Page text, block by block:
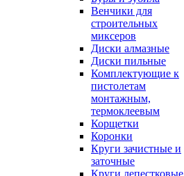
Венчики для
строительных
миксеров
Диски алмазные
Диски пильные
Комплектующие к
пистолетам
монтажным,
термоклеевым
Корщетки
Коронки
Круги зачистные и
заточные
Круги лепестковые